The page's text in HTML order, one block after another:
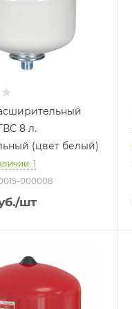
срок
8 л.
(цвет белый)
1
000008
/шт
бака